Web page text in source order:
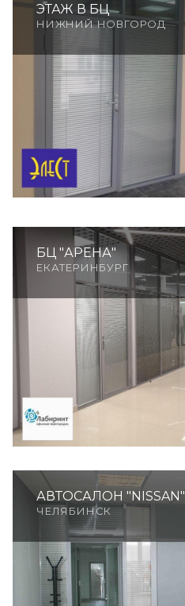
ЭТАЖ В БЦ
НИЖНИЙ НОВГОРОД
БЦ "АРЕНА"
ЕКАТЕРИНБУРГ
АВТОСАЛОН "NISSAN"
ЧЕЛЯБИНСК